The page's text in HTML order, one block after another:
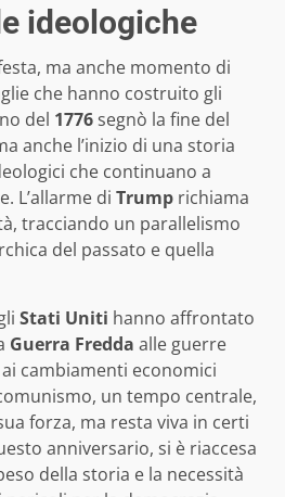
ideologiche
ma anche momento di
che hanno costruito gli
del 1776segnò la fine del
anche l’inizio di una storia
che continuano a
L’allarme di Trump richiama
tracciando un parallelismo
del passato e quella
Stati Uniti hanno affrontato
Guerra Fredda alle guerre
cambiamenti economici
un tempo centrale,
forza, ma resta viva in certi
anniversario, si è riaccesa
della storia e la necessità